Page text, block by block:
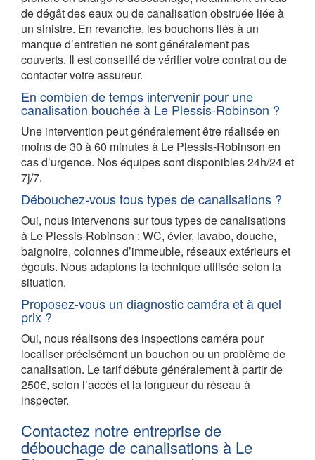
de dégât des eaux ou de canalisation obstruée liée à
un sinistre. En revanche, les bouchons liés à un
manque d’entretien ne sont généralement pas
couverts. Il est conseillé de vérifier votre contrat ou de
contacter votre assureur.
En combien de temps intervenir pour une
canalisation bouchée à Le Plessis-Robinson ?
Une intervention peut généralement être réalisée en
moins de 30 à 60 minutes à Le Plessis-Robinson en
cas d’urgence. Nos équipes sont disponibles 24h/24 et
7j/7.
Débouchez-vous tous types de canalisations ?
Oui, nous intervenons sur tous types de canalisations
à Le Plessis-Robinson : WC, évier, lavabo, douche,
baignoire, colonnes d’immeuble, réseaux extérieurs et
égouts. Nous adaptons la technique utilisée selon la
situation.
Proposez-vous un diagnostic caméra et à quel
prix ?
Oui, nous réalisons des inspections caméra pour
localiser précisément un bouchon ou un problème de
canalisation. Le tarif débute généralement à partir de
250€, selon l’accès et la longueur du réseau à
inspecter.
Contactez notre entreprise de
débouchage de canalisations à Le